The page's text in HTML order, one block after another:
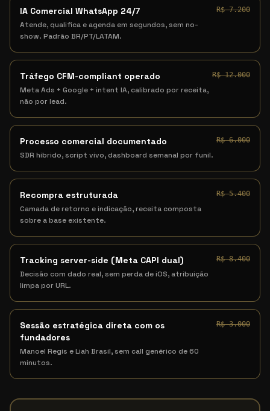
IA Comercial WhatsApp 24/7
Atende, qualifica e agenda em segundos, sem no-
show. Padrão BR/PT/LATAM.
R$ 7.200
Tráfego CFM-compliant operado
Meta Ads + Google + intent IA, calibrado por receita,
não por lead.
R$ 12.000
Processo comercial documentado
SDR híbrido, script vivo, dashboard semanal por funil.
R$ 6.000
Recompra estruturada
Camada de retorno e indicação, receita composta
sobre a base existente.
R$ 5.400
Tracking server-side (Meta CAPI dual)
Decisão com dado real, sem perda de iOS, atribuição
limpa por URL.
R$ 8.400
Sessão estratégica direta com os
fundadores
Manoel Regis e Liah Brasil, sem call genérico de 60
minutos.
R$ 3.000